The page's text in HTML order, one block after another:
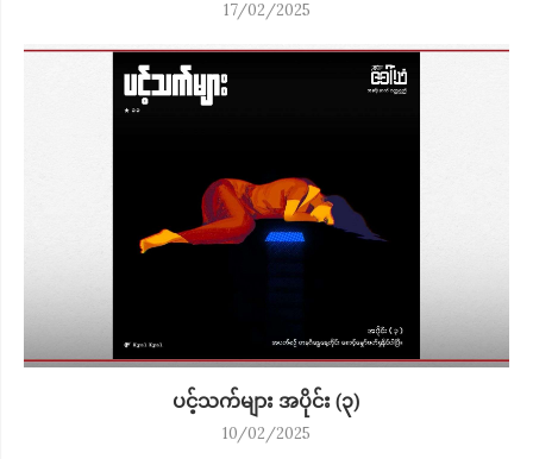
17/02/2025
ပင့်သက်များ အပိုင်း (၃)
10/02/2025